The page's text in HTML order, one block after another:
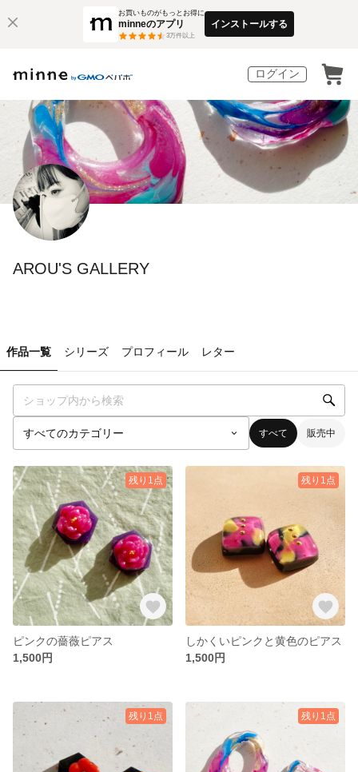
お買いものがもっとお得に
minneのアプリ
3万件以上
インストールする
ログイン
AROU'S GALLERY
作品一覧 シリーズ プロフィール レター
すべて 販売中
残り1点
ピンクの薔薇ピアス
1,500円
残り1点
しかくいピンクと黄色のピアス
1,500円
残り1点 残り1点